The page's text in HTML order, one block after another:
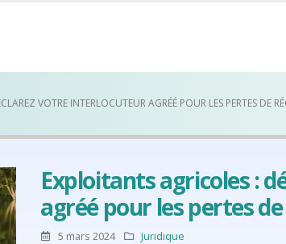
VOTRE INTERLOCUTEUR AGRÉÉ POUR LES PERTES DE
Exploitants agricoles :
agréé pour les pertes
5 mars 2024 Juridique